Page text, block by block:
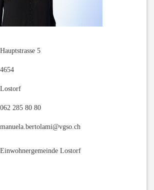
Hauptstrasse 5
4654
Lostorf
062 285 80 80
manuela.bertolami@vgso.ch
Einwohnergemeinde Lostorf